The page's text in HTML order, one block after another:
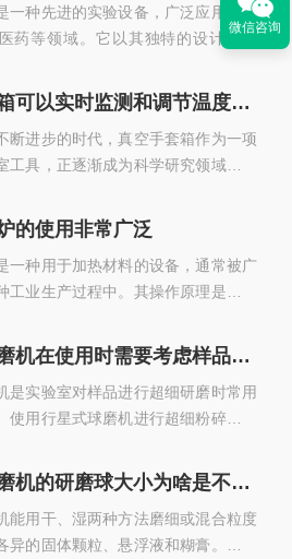
一种先进的实验设备，广泛应用于化
药等领域。它以其独特的设计和功
有害物质的侵害。手套箱的最显著特
高效的气密性能。通过真空状态下的
内部排斥了外界的空气和湿气，从而
程中的污染和氧化反应。这为许多敏
套箱还可以有效地控制温度和湿度，
不仅能够提供安全的工作环境，同...
真空手套箱可以实时监测和调节温度、湿度、气氛成分等参数
断进步的时代，真空手套箱作为一项
工具，正逐渐成为科学研究领域中不
使研究人员能够在无氧或高毒性环境
同时保护操作者的安全。手套箱通过
、无水汽、无尘的环境，在材料制
、生物实验等领域发挥着重要作用。
的防护能力。内部则是一个双层结
有手套口和视窗。通过维持恒定的
的使用非常广泛
一种用于加热材料的设备，通常被广
工业生产过程中。其操作原理是通过
炉能够达到极高的温度，通常在800°
间，甚至更高。这种高温状态可以使
生变化，例如金属加工、陶瓷成型、
同时，高温炉还可以用于烧结、烘
成。其中，炉体是装载物品的空间，
，在炉体周围布置加热...
行星式球磨机在使用时需要考虑样品的哪些特性？
是实验室对样品进行超细研磨时常用
使用行星式球磨机进行超细粉碎过程
磨性：易磨性是表示物料粉碎难易程
磨易磨性和辊磨易磨性的测试方法差
法主要应用于矿业和水泥行业，其与
主要在于磨碎条件，操作制度和表示
行星式球磨机的研磨球大小为啥是不一样的？
能用干、湿两种方法磨细或混合粒度
异的固体颗粒、悬浮液和糊膏。如果
微信咨询